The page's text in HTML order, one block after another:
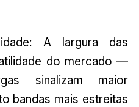
A largura das
do mercado —
sinalizam maior
bandas mais estreitas